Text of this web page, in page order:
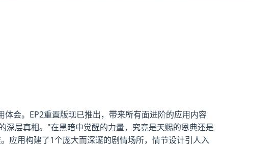
会。EP2重置版现已推出，带来所有面进阶的应用内容
层真相。"在黑暗中觉醒的力量，究竟是天赐的恩典还是
应用构建了1个庞大而深邃的剧情场所，情节设计引人入